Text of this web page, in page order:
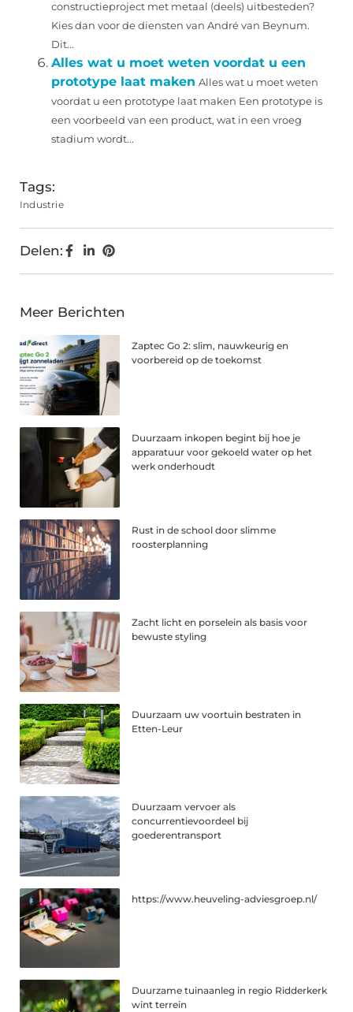
constructieproject met metaal (deels) uitbesteden?
Kies dan voor de diensten van André van Beynum.
Dit...
Alles wat u moet weten voordat u een
prototype laat maken Alles wat u moet weten
voordat u een prototype laat maken Een prototype is
een voorbeeld van een product, wat in een vroeg
stadium wordt...
Tags:
Industrie
Delen:
Meer Berichten
Zaptec Go 2: slim, nauwkeurig en
voorbereid op de toekomst
Duurzaam inkopen begint bij hoe je
apparatuur voor gekoeld water op het
werk onderhoudt
Rust in de school door slimme
roosterplanning
Zacht licht en porselein als basis voor
bewuste styling
Duurzaam uw voortuin bestraten in
Etten-Leur
Duurzaam vervoer als
concurrentievoordeel bij
goederentransport
https://www.heuveling-adviesgroep.nl/
Duurzame tuinaanleg in regio Ridderkerk
wint terrein